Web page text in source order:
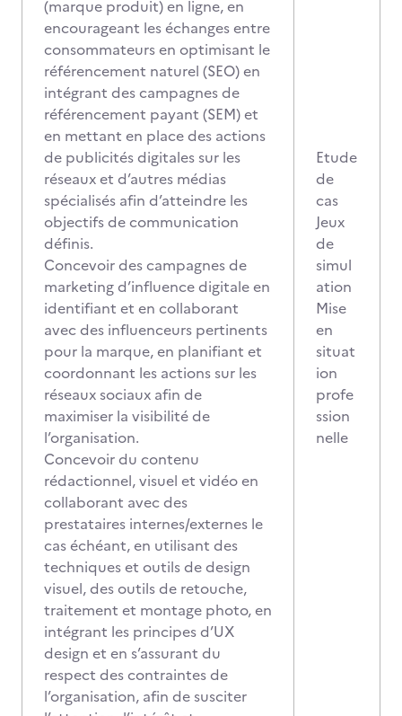
(marque produit) en ligne, en
encourageant les échanges entre
consommateurs en optimisant le
référencement naturel (SEO) en
intégrant des campagnes de
référencement payant (SEM) et
en mettant en place des actions
de publicités digitales sur les
réseaux et d’autres médias
spécialisés afin d’atteindre les
objectifs de communication
définis.
Concevoir des campagnes de
marketing d’influence digitale en
identifiant et en collaborant
avec des influenceurs pertinents
pour la marque, en planifiant et
coordonnant les actions sur les
réseaux sociaux afin de
maximiser la visibilité de
l’organisation.
Concevoir du contenu
rédactionnel, visuel et vidéo en
collaborant avec des
prestataires internes/externes le
cas échéant, en utilisant des
techniques et outils de design
visuel, des outils de retouche,
traitement et montage photo, en
intégrant les principes d’UX
design et en s’assurant du
respect des contraintes de
l’organisation, afin de susciter
Etude
de
cas
Jeux
de
simul
ation
Mise
en
situat
ion
profe
ssion
nelle